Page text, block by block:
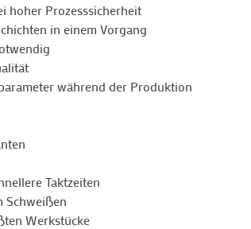
hoher Prozesssicherheit
in einem Vorgang
während der Produktion
Taktzeiten
Schweißen
Werkstücke